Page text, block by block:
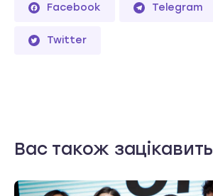
Facebook Telegram
Twitter
Вас також зацікавить